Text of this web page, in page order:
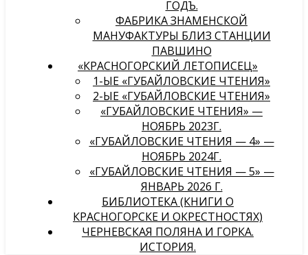
ГОДЪ.
ФАБРИКА ЗНАМЕНСКОЙ
МАНУФАКТУРЫ БЛИЗ СТАНЦИИ
ПАВШИНО
«КРАСНОГОРСКИЙ ЛЕТОПИСЕЦ»
1-ЫЕ «ГУБАЙЛОВСКИЕ ЧТЕНИЯ»
2-ЫЕ «ГУБАЙЛОВСКИЕ ЧТЕНИЯ»
«ГУБАЙЛОВСКИЕ ЧТЕНИЯ» —
НОЯБРЬ 2023Г.
«ГУБАЙЛОВСКИЕ ЧТЕНИЯ — 4» —
НОЯБРЬ 2024Г.
«ГУБАЙЛОВСКИЕ ЧТЕНИЯ — 5» —
ЯНВАРЬ 2026 Г.
БИБЛИОТЕКА (КНИГИ О
КРАСНОГОРСКЕ И ОКРЕСТНОСТЯХ)
ЧЕРНЕВСКАЯ ПОЛЯНА И ГОРКА.
ИСТОРИЯ.